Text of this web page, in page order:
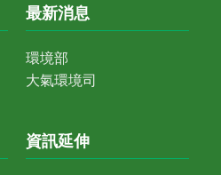
最新消息
環境部
大氣環境司
資訊延伸